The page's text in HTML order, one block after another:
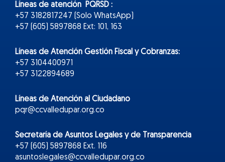
Líneas de atención PQRSD :
+57 3182817247 (Solo WhatsApp)
+57 (605) 5897868 Ext: 101, 163
Líneas de Atención Gestión Fiscal y Cobranzas:
+57 3104400971
+57 3122894689
Líneas de Atención al Ciudadano
pqr@ccvalledupar.org.co
Secretaría de Asuntos Legales y de Transparencia
+57 (605) 5897868 Ext. 116
asuntoslegales@ccvalledupar.org.co